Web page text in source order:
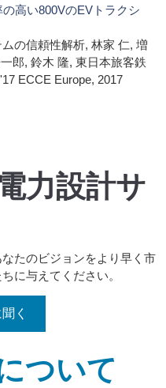
高い800VのEVトラクシ
の信頼性解析, 林家 仁, 増
郎, 鈴木 隆, 東日本旅客鉄
ECCE Europe, 2017
力設計サ
たのビジョンをより早く市
に与えてください。
く
ついて